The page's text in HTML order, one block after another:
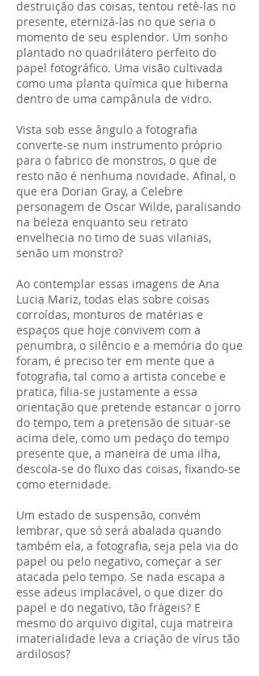
destruição das coisas, tentou retê-las no
presente, eternizá-las no que seria o
momento de seu esplendor. Um sonho
plantado no quadrilátero perfeito do
papel fotográfico. Uma visão cultivada
como uma planta química que hiberna
dentro de uma campânula de vidro.
Vista sob esse ângulo a fotografia
converte-se num instrumento próprio
para o fabrico de monstros, o que de
resto não é nenhuma novidade. Afinal, o
que era Dorian Gray, a Celebre
personagem de Oscar Wilde, paralisando
na beleza enquanto seu retrato
envelhecia no timo de suas vilanias,
senão um monstro?
Ao contemplar essas imagens de Ana
Lucia Mariz, todas elas sobre coisas
corroídas, monturos de matérias e
espaços que hoje convivem com a
penumbra, o silêncio e a memória do que
foram, é preciso ter em mente que a
fotografia, tal como a artista concebe e
pratica, filia-se justamente a essa
orientação que pretende estancar o jorro
do tempo, tem a pretensão de situar-se
acima dele, como um pedaço do tempo
presente que, a maneira de uma ilha,
descola-se do fluxo das coisas, fixando-se
como eternidade.
Um estado de suspensão, convém
lembrar, que só será abalada quando
também ela, a fotografia, seja pela via do
papel ou pelo negativo, começar a ser
atacada pelo tempo. Se nada escapa a
esse adeus implacável, o que dizer do
papel e do negativo, tão frágeis? E
mesmo do arquivo digital, cuja matreira
imaterialidade leva a criação de vírus tão
ardilosos?